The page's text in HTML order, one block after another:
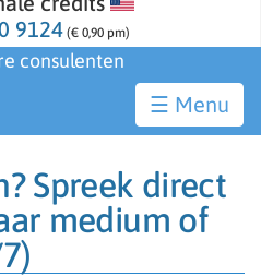
9124 (€ 0,90 pm)
consulenten
☰
Spreek direct
medium of